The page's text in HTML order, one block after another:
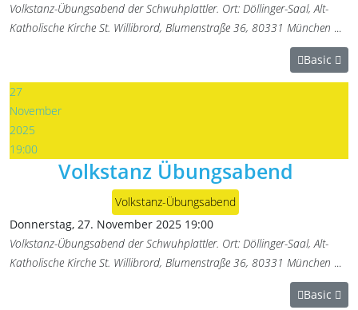
Volkstanz-Übungsabend der Schwuhplattler. Ort: Döllinger-Saal, Alt-
Katholische Kirche St. Willibrord, Blumenstraße 36, 80331 München ...
Basic
27
November
2025
19:00
Volkstanz Übungsabend
Volkstanz-Übungsabend
Donnerstag, 27. November 2025 19:00
Volkstanz-Übungsabend der Schwuhplattler. Ort: Döllinger-Saal, Alt-
Katholische Kirche St. Willibrord, Blumenstraße 36, 80331 München ...
Basic